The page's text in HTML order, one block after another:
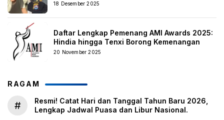
18 Desember 2025
Daftar Lengkap Pemenang AMI Awards 2025:
Hindia hingga Tenxi Borong Kemenangan
20 November 2025
RAGAM
#
Resmi! Catat Hari dan Tanggal Tahun Baru 2026,
Lengkap Jadwal Puasa dan Libur Nasional.